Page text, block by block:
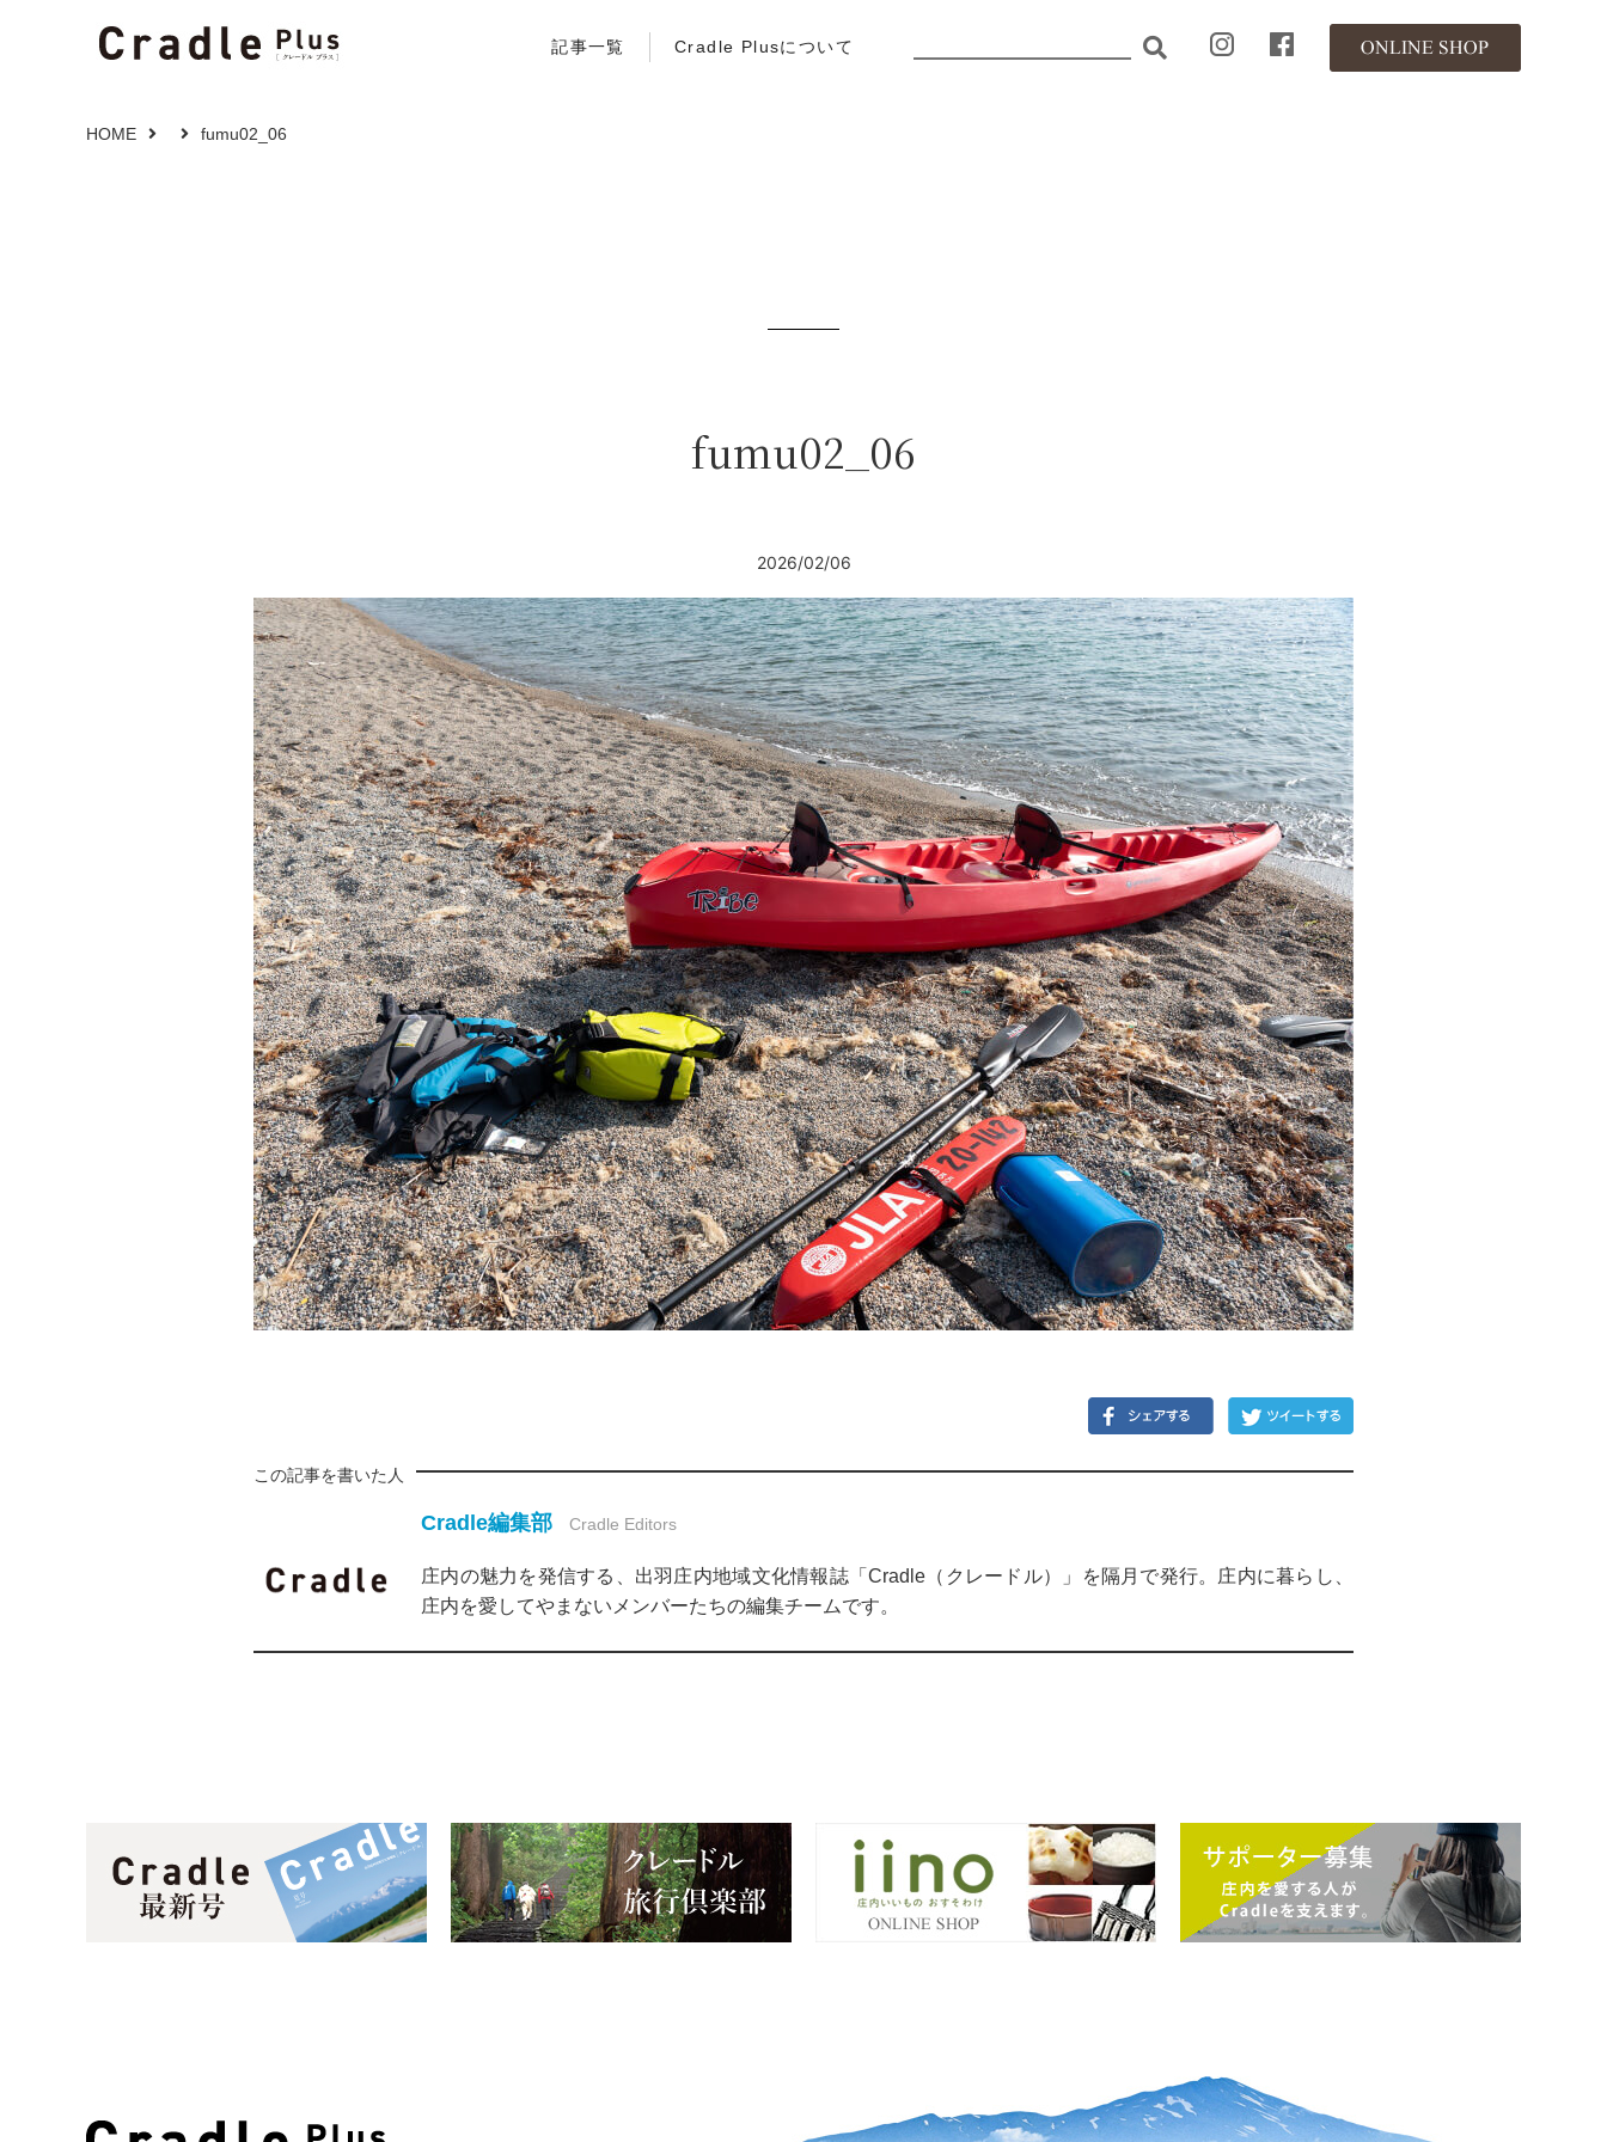
記事一覧 Cradle Plusについて
HOME fumu02_06
fumu02_06
2026/02/06
この記事を書いた人
Cradle編集部 Cradle Editors
庄内の魅力を発信する、出羽庄内地域文化情報誌「Cradle（クレードル）」を隔月で発行。庄内に暮らし、
庄内を愛してやまないメンバーたちの編集チームです。